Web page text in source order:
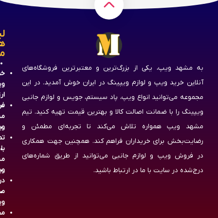
به مشهد ویپ، یکی از بزرگ‌ترین و معتبرترین فروشگاه‌های
آنلاین خرید ویپ و لوازم ویپینگ در ایران خوش آمدید. در این
مجموعه می‌توانید انواع ویپ، پاد سیستم، جویس و لوازم جانبی
ویپینگ را با ضمانت اصالت کالا و بهترین قیمت تهیه کنید. تیم
مشهد ویپ همواره تلاش می‌کند تا تجربه‌ای مطمئن و
رضایت‌بخش برای خریداران فراهم کند. همچنین جهت همکاری
در فروش ویپ و لوازم جانبی می‌توانید از طریق شماره‌های
درج‌شده در سایت با ما در ارتباط باشید.
با